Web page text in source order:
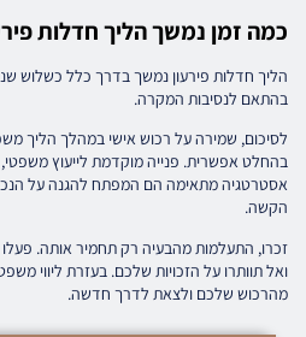
כמה זמן נמשך הליך חדלות
הליך חדלות פירעון נמשך בדרך כלל כשלוש
בהתאם לנסיבות המקרה.
לסיכום, שמירה על רכוש אישי במהלך הליך
בהחלט אפשרית. פנייה מוקדמת לייעוץ משפטי,
אסטרטגיה מתאימה הם המפתח להגנה על
הקשה.
זכרו, התעלמות מהבעיה רק תחמיר אותה. פעלו
ואל תוותרו על הזכויות שלכם. בעזרת ליווי
מהרכוש שלכם ולצאת לדרך חדשה.